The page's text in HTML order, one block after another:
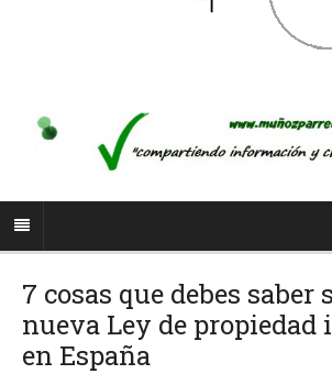
7 cosas que debes saber
nueva Ley de
en España